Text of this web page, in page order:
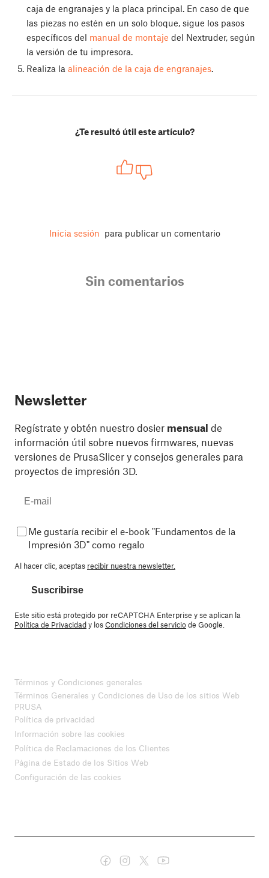
caja de engranajes y la placa principal. En caso de que
las piezas no estén en un solo bloque, sigue los pasos
específicos del manual de montaje del Nextruder, según
la versión de tu impresora.
Realiza la alineación de la caja de engranajes.
¿Te resultó útil este artículo?
Inicia sesión para publicar un comentario
Sin comentarios
Newsletter
Regístrate y obtén nuestro dosier mensual de
información útil sobre nuevos firmwares, nuevas
versiones de PrusaSlicer y consejos generales para
proyectos de impresión 3D.
Me gustaría recibir el e-book "Fundamentos de la
Impresión 3D" como regalo
Al hacer clic, aceptas recibir nuestra newsletter.
Suscribirse
Este sitio está protegido por reCAPTCHA Enterprise y se aplican la
Política de Privacidady losCondiciones del serviciode Google.
Términos y Condiciones generales
Términos Generales y Condiciones de Uso de los sitios Web
PRUSA
Política de privacidad
Información sobre las cookies
Política de Reclamaciones de los Clientes
Página de Estado de los Sitios Web
Configuración de las cookies